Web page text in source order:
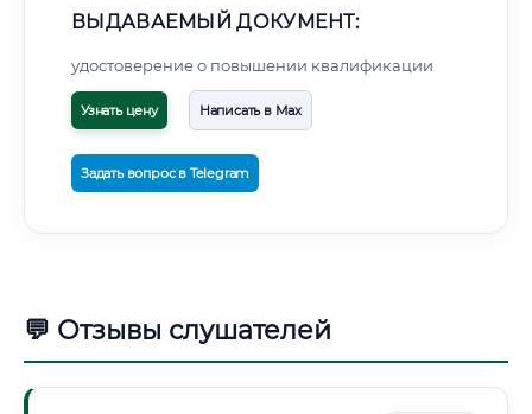
ВЫДАВАЕМЫЙ ДОКУМЕНТ:
удостоверение о повышении квалификации
Узнать цену Написать в Max
Задать вопрос в Telegram
💬 Отзывы слушателей